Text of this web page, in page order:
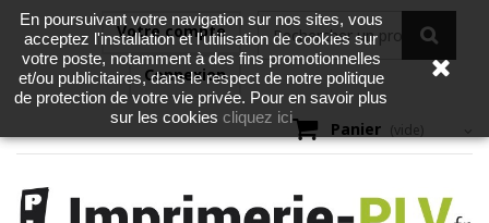
Votre compte
Connexion
Panier (vide)
En poursuivant votre navigation sur nos sites, vous
acceptez l'installation et l'utilisation de cookies sur
votre poste, notamment à des fins promotionnelles
et/ou publicitaires, dans le respect de notre politique
de protection de votre vie privée. Pour en savoir plus
sur les cookies cliquez ici